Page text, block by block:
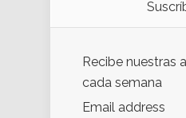
Recibe nuestras
cada semana
Email address